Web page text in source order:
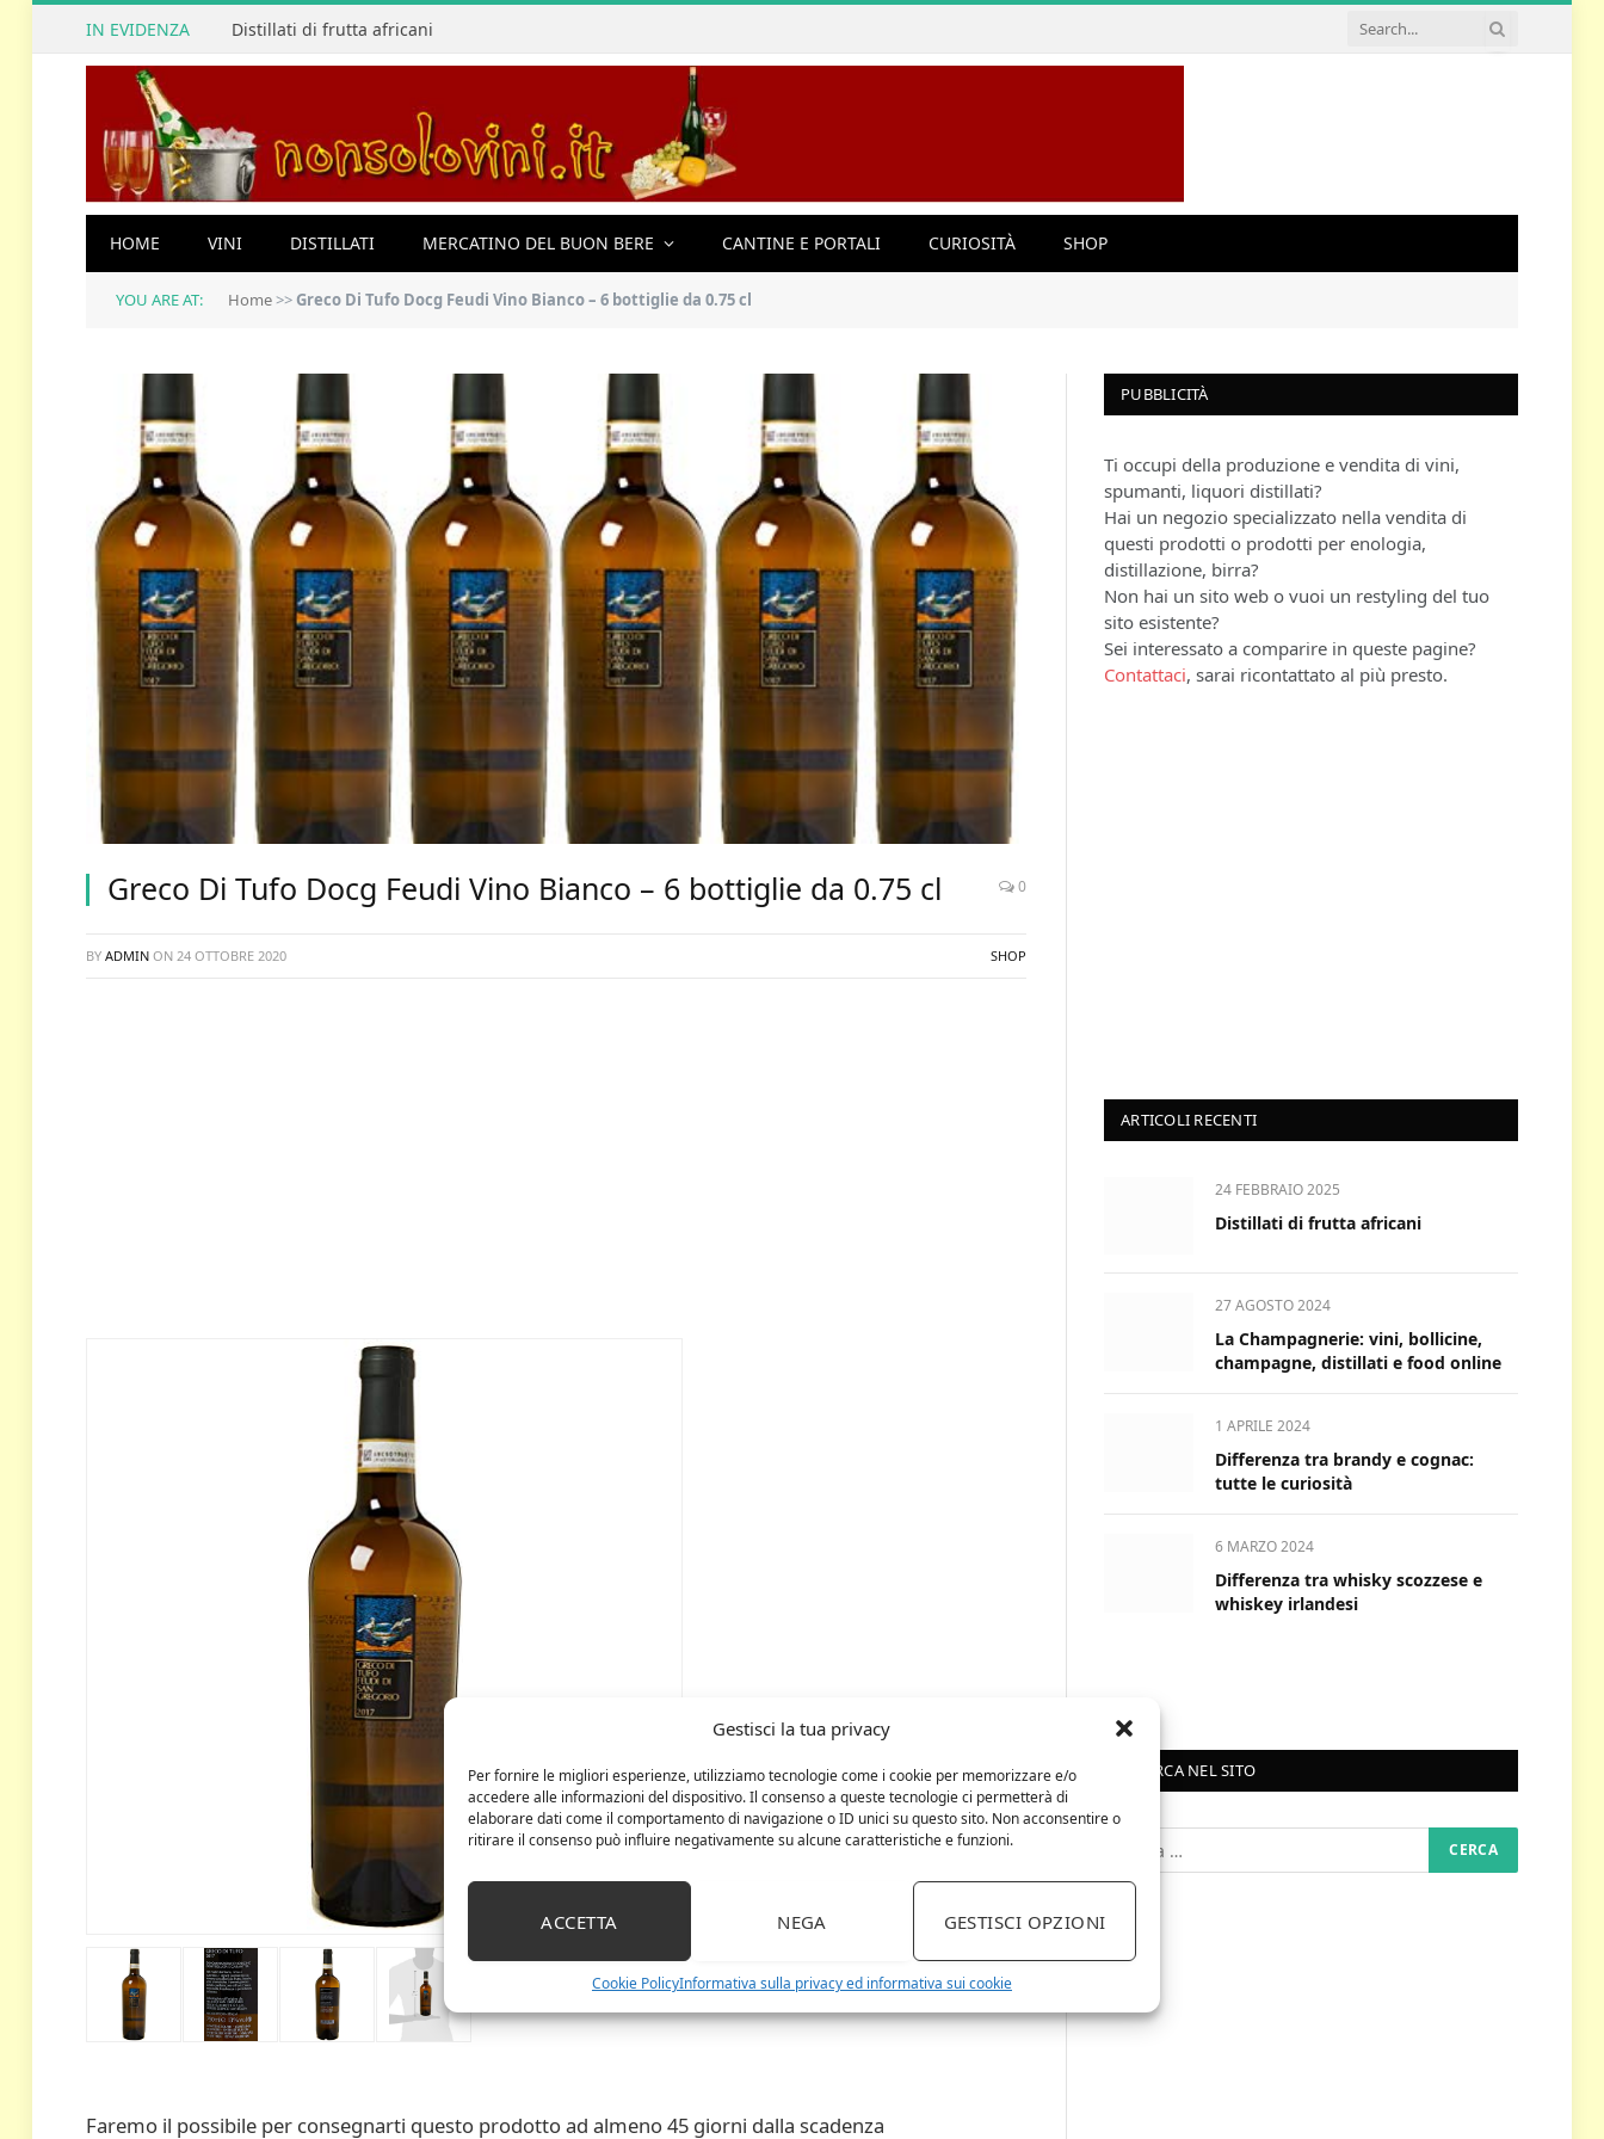
Gestisci la tua privacy
Per fornire le migliori esperienze, utilizziamo tecnologie come i cookie per memorizzare e/o
accedere alle informazioni del dispositivo. Il consenso a queste tecnologie ci permetterà di
elaborare dati come il comportamento di navigazione o ID unici su questo sito. Non acconsentire o
ritirare il consenso può influire negativamente su alcune caratteristiche e funzioni.
ACCETTA NEGA GESTISCI OPZIONI
Cookie PolicyInformativa sulla privacy ed informativa sui cookie
IN EVIDENZA Distillati di frutta africani
HOME VINI DISTILLATI MERCATINO DEL BUON BERE CANTINE E PORTALI CURIOSITÀ SHOP
YOU ARE AT: Home>>Greco Di Tufo Docg Feudi Vino Bianco – 6 bottiglie da 0.75 cl
Greco Di Tufo Docg Feudi Vino Bianco – 6 bottiglie da 0.75 cl 0
BY ADMIN ON 24 OTTOBRE 2020 SHOP
Faremo il possibile per consegnarti questo prodotto ad almeno 45 giorni dalla scadenza
PUBBLICITÀ
Ti occupi della produzione e vendita di vini,
spumanti, liquori distillati?
Hai un negozio specializzato nella vendita di
questi prodotti o prodotti per enologia,
distillazione, birra?
Non hai un sito web o vuoi un restyling del tuo
sito esistente?
Sei interessato a comparire in queste pagine?
Contattaci, sarai ricontattato al più presto.
ARTICOLI RECENTI
24 FEBBRAIO 2025
Distillati di frutta africani
27 AGOSTO 2024
La Champagnerie: vini, bollicine,
champagne, distillati e food online
1 APRILE 2024
Differenza tra brandy e cognac:
tutte le curiosità
6 MARZO 2024
Differenza tra whisky scozzese e
whiskey irlandesi
RICERCA NEL SITO